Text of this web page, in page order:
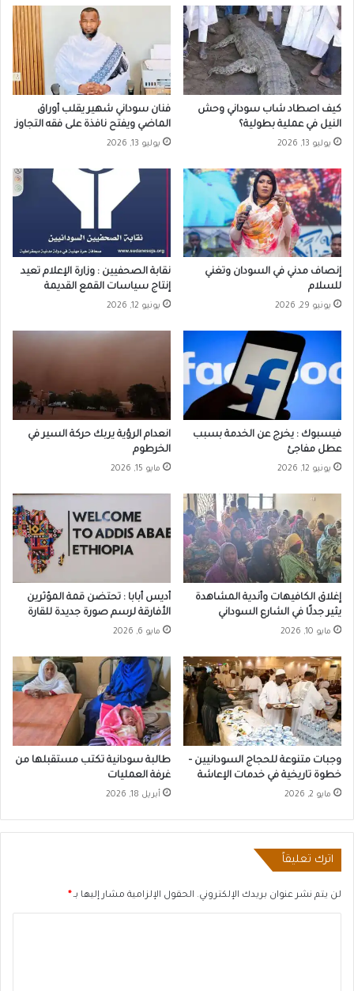
كيف اصطاد شاب سوداني وحش
النيل في عملية بطولية؟
يوليو 13, 2026
فنان سوداني شهير يقلب أوراق
الماضي ويفتح نافذة على فقه التجاوز
يوليو 13, 2026
إنصاف مدني في السودان وتغني
للسلام
يونيو 29, 2026
نقابة الصحفيين : وزارة الإعلام تعيد
إنتاج سياسات القمع القديمة
يونيو 12, 2026
فيسبوك : يخرج عن الخدمة بسبب
عطل مفاجئ
يونيو 12, 2026
انعدام الرؤية يربك حركة السير في
الخرطوم
مايو 15, 2026
إغلاق الكافيهات وأندية المشاهدة
يثير جدلًا في الشارع السوداني
مايو 10, 2026
أديس أبابا : تحتضن قمة المؤثرين
الأفارقة لرسم صورة جديدة للقارة
مايو 6, 2026
وجبات متنوعة للحجاج السودانيين –
خطوة تاريخية في خدمات الإعاشة
مايو 2, 2026
طالبة سودانية تكتب مستقبلها من
غرفة العمليات
أبريل 18, 2026
اترك تعليقاً
لن يتم نشر عنوان بريدك الإلكتروني. الحقول الإلزامية مشار إليها بـ*